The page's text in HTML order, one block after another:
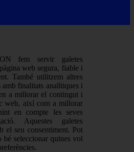
fem servir galetes
web segura, fiable i
També utilitzem altres
amb finalitats analítiques i
a millorar el contingut i
web, així com a millorar
en compte les seves
Aquestes galetes
el seu consentiment. Pot
bé seleccionar quines vol